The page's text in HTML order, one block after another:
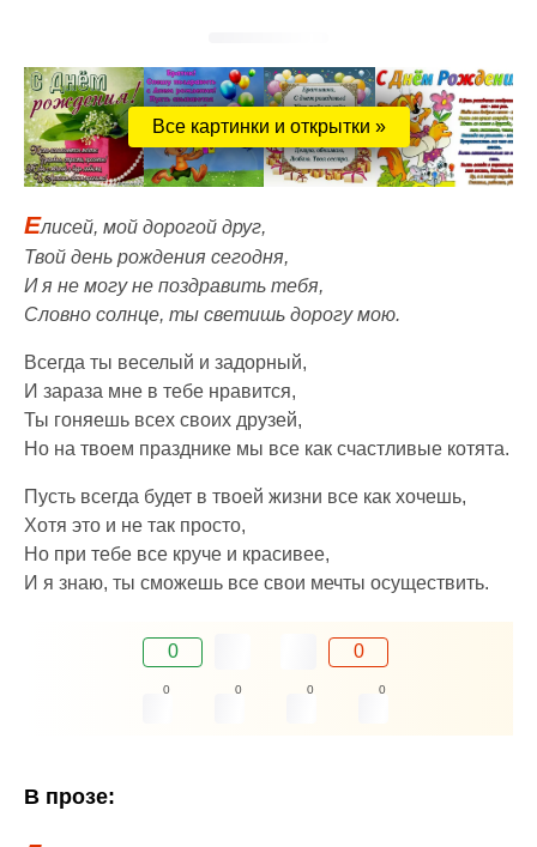
Все картинки и открытки »
Елисей, мой дорогой друг,
Твой день рождения сегодня,
И я не могу не поздравить тебя,
Словно солнце, ты светишь дорогу мою.
Всегда ты веселый и задорный,
И зараза мне в тебе нравится,
Ты гоняешь всех своих друзей,
Но на твоем празднике мы все как счастливые котята.
Пусть всегда будет в твоей жизни все как хочешь,
Хотя это и не так просто,
Но при тебе все круче и красивее,
И я знаю, ты сможешь все свои мечты осуществить.
0 0
0 0 0 0
В прозе: